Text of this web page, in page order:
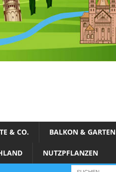
& CO. BALKON & GARTEN
NUTZPFLANZEN